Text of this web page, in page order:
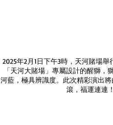
2025年2月1日下午3時，天河賭場
「天河大賭場」專屬設計的醒獅，
河藍，極具辨識度。此次精彩演出
滾，福運連連